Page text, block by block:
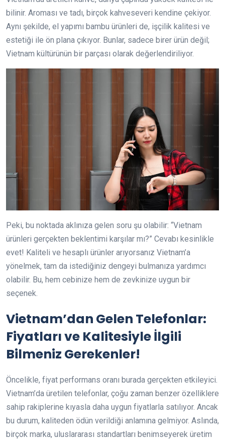
bilinir. Aroması ve tadı, birçok kahveseveri kendine çekiyor.
Aynı şekilde, el yapımı bambu ürünleri de, işçilik kalitesi ve
estetiği ile ön plana çıkıyor. Bunlar, sadece birer ürün değil;
Vietnam kültürünün bir parçası olarak değerlendiriliyor.
Peki, bu noktada aklınıza gelen soru şu olabilir: “Vietnam
ürünleri gerçekten beklentimi karşılar mı?” Cevabı kesinlikle
evet! Kaliteli ve hesaplı ürünler arıyorsanız Vietnam’a
yönelmek, tam da istediğiniz dengeyi bulmanıza yardımcı
olabilir. Bu, hem cebinize hem de zevkinize uygun bir
seçenek.
Vietnam’dan Gelen Telefonlar:
Fiyatları ve Kalitesiyle İlgili
Bilmeniz Gerekenler!
Öncelikle, fiyat performans oranı burada gerçekten etkileyici.
Vietnam’da üretilen telefonlar, çoğu zaman benzer özelliklere
sahip rakiplerine kıyasla daha uygun fiyatlarla satılıyor. Ancak
bu durum, kaliteden ödün verildiği anlamına gelmiyor. Aslında,
birçok marka, uluslararası standartları benimseyerek üretim